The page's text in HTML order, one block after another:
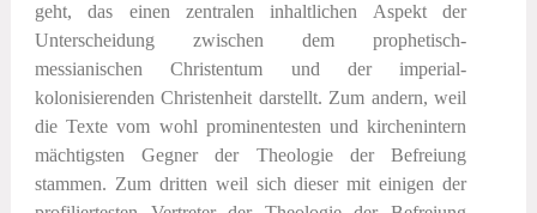
geht, das einen zentralen inhaltlichen Aspekt der
Unterscheidung zwischen dem prophetisch-
messianischen Christentum und der imperial-
kolonisierenden Christenheit darstellt. Zum andern, weil
die Texte vom wohl prominentesten und kirchenintern
mächtigsten Gegner der Theologie der Befreiung
stammen. Zum dritten weil sich dieser mit einigen der